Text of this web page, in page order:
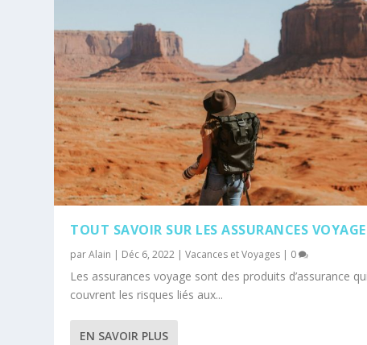
TOUT SAVOIR SUR LES ASSURANCES
parAlain | Déc 6, 2022 |Vacances et Voyages | 0
Les assurances voyage sont des produits d’assurance qui
couvrent les risques liés aux...
EN SAVOIR PLUS